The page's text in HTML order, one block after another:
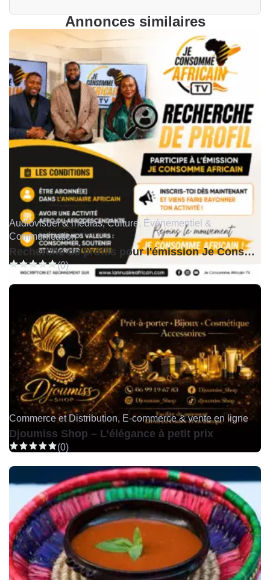
Annonces similaires
Audiovisuel & médias, Culture, Événementiel &
Communication
Recherche de profils pour l'émission Je Consomme Africain TV
(0)
Commerce et Distribution, E-commerce & vente en ligne
Djoumiss Shop – L’élégance à petit prix
(0)